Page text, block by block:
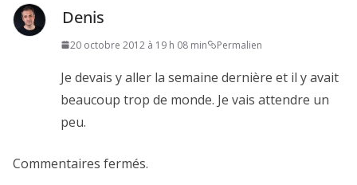
Denis
20 octobre 2012 à 19 h 08 min Permalien
Je devais y aller la semaine dernière et il y avait
beaucoup trop de monde. Je vais attendre un
peu.
Commentaires fermés.